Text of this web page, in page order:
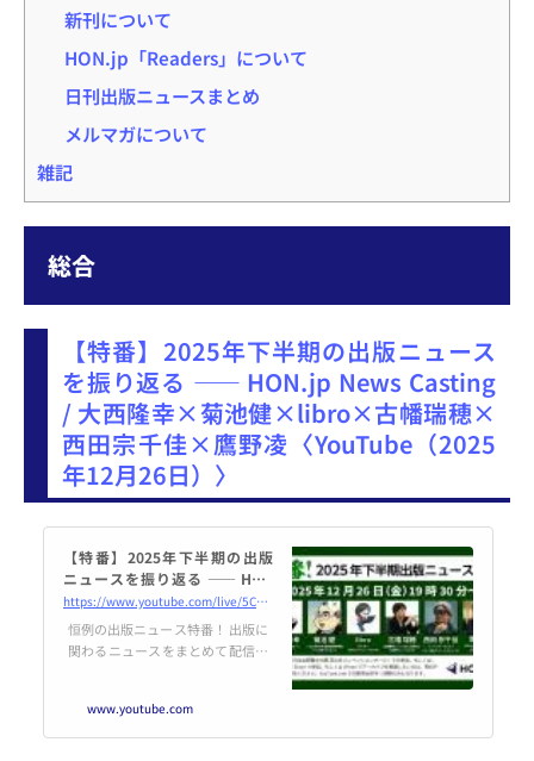
新刊について
HON.jp「Readers」について
日刊出版ニュースまとめ
メルマガについて
雑記
総合
【特番】2025年下半期の出版ニュース
を振り返る ―― HON.jp News Casting
/ 大西隆幸×菊池健×libro×古幡瑞穂×
西田宗千佳×鷹野凌〈YouTube（2025
年12月26日）〉
【特番】2025年下半期の出版
ニュースを振り返る ―― HON
[.]jp News Casting / 大西隆幸
×菊池健×libro×古幡瑞穂×西
田宗千佳×鷹野凌
https://www.youtube.com/live/5CYV8H2L5n0
恒例の出版ニュース特番！ 出版に
関わるニュースをまとめて配信し
さん（一般社団法人MANGA総合
研究所所長）、libroさん（ライ
www.youtube.com